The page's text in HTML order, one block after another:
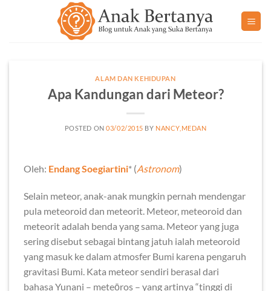
ALAM DAN KEHIDUPAN
Apa Kandungan dari Meteor?
POSTED ON03/02/2015 BY NANCY,MEDAN
Oleh: Endang Soegiartini* (Astronom)
Selain meteor, anak-anak mungkin pernah mendengar
pula meteoroid dan meteorit. Meteor, meteoroid dan
meteorit adalah benda yang sama. Meteor yang juga
sering disebut sebagai bintang jatuh ialah meteoroid
yang masuk ke dalam atmosfer Bumi karena pengaruh
gravitasi Bumi. Kata meteor sendiri berasal dari
bahasa Yunani – meteōros – yang artinya “tinggi di